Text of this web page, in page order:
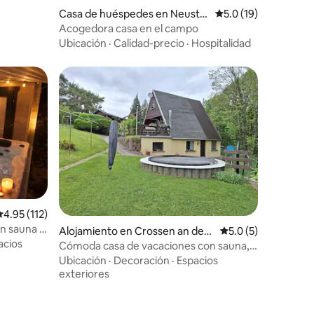
Casa de huéspedes en Neusta
dt an der Orla
Calificación
5.0 (19)
Acogedora casa en el campo
Ubicación · Calidad-precio · Hospitalidad
promedio: 4.95 de 5, 112 reseñas
4.95 (112)
sauna y
Alojamiento en Crossen an der
Elster
Calificación
5.0 (5)
Cómoda casa de vacaciones con sauna,
junto al bosque.
Ubicación · Decoración · Espacios
exteriores